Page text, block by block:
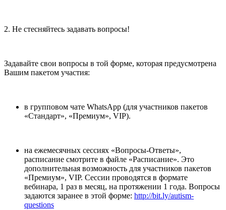
2. Не стесняйтесь задавать вопросы!
Задавайте свои вопросы в той форме, которая предусмотрена
Вашим пакетом участия:
в групповом чате WhatsApp (для участников пакетов
«Стандарт», «Премиум», VIP).
на ежемесячных сессиях «Вопросы-Ответы»,
расписание смотрите в файле «Расписание». Это
дополнительная возможность для участников пакетов
«Премиум», VIP. Сессии проводятся в формате
вебинара, 1 раз в месяц, на протяжении 1 года. Вопросы
задаются заранее в этой форме: http://bit.ly/autism-
questions